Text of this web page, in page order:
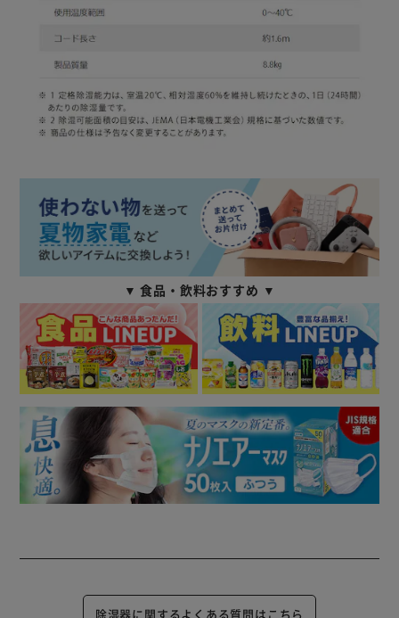
▼ 食品・飲料おすすめ ▼
除湿器に関するよくある質問はこちら